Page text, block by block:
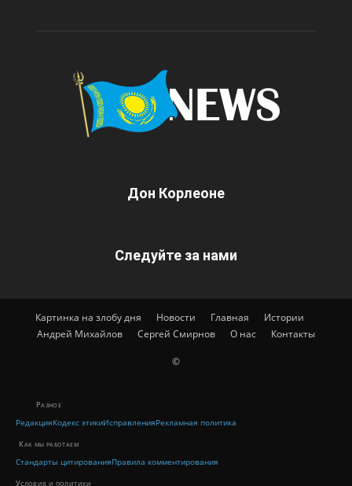
Дон Корлеоне
Следуйте за нами
Картинка на злобу дня Новости Главная
Истории
Андрей Михайлов
Сергей Смирнов О нас Контакты
©
Разное
РедакцияКодекс этикиИсправленияРекламная политика
Как мы работаем
Стандарты цитированияПравила комментирования
Условия и политики